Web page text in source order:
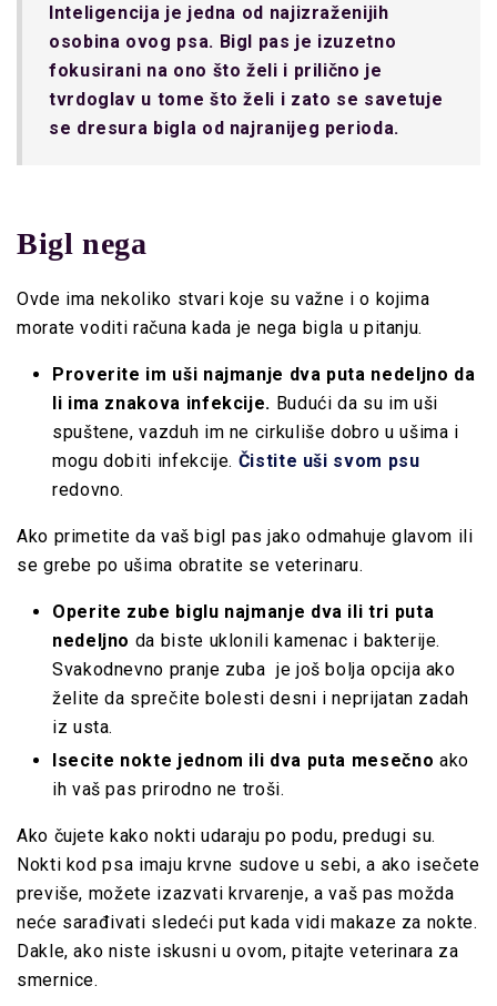
Inteligencija je jedna od najizraženijih
osobina ovog psa. Bigl pas je izuzetno
fokusirani na ono što želi i prilično je
tvrdoglav u tome što želi i zato se savetuje
se dresura bigla od najranijeg perioda.
Bigl nega
Ovde ima nekoliko stvari koje su važne i o kojima
morate voditi računa kada je nega bigla u pitanju.
Proverite im uši najmanje dva puta nedeljno da
li ima znakova infekcije. Budući da su im uši
spuštene, vazduh im ne cirkuliše dobro u ušima i
mogu dobiti infekcije. Čistite uši svom psu
redovno.
Ako primetite da vaš bigl pas jako odmahuje glavom ili
se grebe po ušima obratite se veterinaru.
Operite zube biglu najmanje dva ili tri puta
nedeljno da biste uklonili kamenac i bakterije.
Svakodnevno pranje zuba je još bolja opcija ako
želite da sprečite bolesti desni i neprijatan zadah
iz usta.
Isecite nokte jednom ili dva puta mesečno ako
ih vaš pas prirodno ne troši.
Ako čujete kako nokti udaraju po podu, predugi su.
Nokti kod psa imaju krvne sudove u sebi, a ako isečete
previše, možete izazvati krvarenje, a vaš pas možda
neće sarađivati sledeći put kada vidi makaze za nokte.
Dakle, ako niste iskusni u ovom, pitajte veterinara za
smernice.